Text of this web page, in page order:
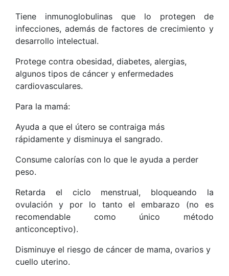
Tiene inmunoglobulinas que lo protegen de
infecciones, además de factores de crecimiento y
desarrollo intelectual.
Protege contra obesidad, diabetes, alergias,
algunos tipos de cáncer y enfermedades
cardiovasculares.
Para la mamá:
Ayuda a que el útero se contraiga más
rápidamente y disminuya el sangrado.
Consume calorías con lo que le ayuda a perder
peso.
Retarda el ciclo menstrual, bloqueando la
ovulación y por lo tanto el embarazo (no es
recomendable como único método
anticonceptivo).
Disminuye el riesgo de cáncer de mama, ovarios y
cuello uterino.